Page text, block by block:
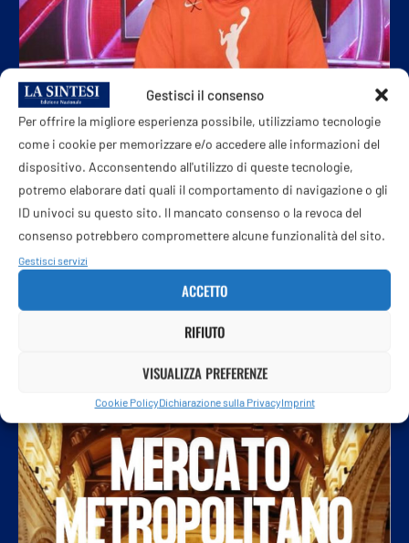
Gestisci il consenso
Per offrire la migliore esperienza possibile, utilizziamo tecnologie
come i cookie per memorizzare e/o accedere alle informazioni del
dispositivo. Acconsentendo all'utilizzo di queste tecnologie,
potremo elaborare dati quali il comportamento di navigazione o gli
ID univoci su questo sito. Il mancato consenso o la revoca del
consenso potrebbero compromettere alcune funzionalità del sito.
Gestisci servizi
ACCETTO
RIFIUTO
VISUALIZZA PREFERENZE
Cookie PolicyDichiarazione sulla PrivacyImprint
“Voglio giocare con le donne nella WNba”, l’annuncio...
7 Agosto 2026